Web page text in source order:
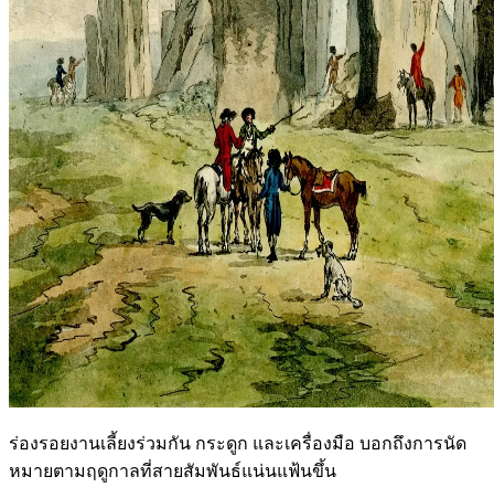
ร่องรอยงานเลี้ยงร่วมกัน กระดูก และเครื่องมือ บอกถึงการนัด
หมายตามฤดูกาลที่สายสัมพันธ์แน่นแฟ้นขึ้น